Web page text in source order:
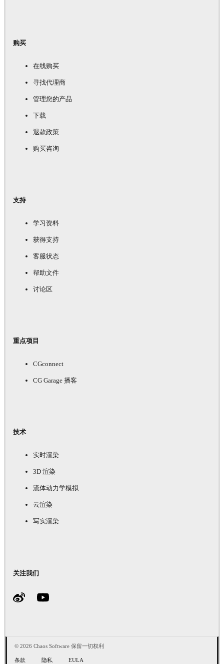
购买
在线购买
寻找代理商
管理您的产品
下载
退款政策
购买咨询
支持
学习资料
获得支持
客服状态
帮助文件
讨论区
重点项目
CGconnect
CG Garage 播客
技术
实时渲染
3D 渲染
流体动力学模拟
云渲染
写实渲染
关注我们
© 2026 Chaos Software 保留一切权利
条款 隐私 EULA